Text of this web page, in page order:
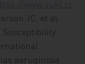
JC, et al.
Susceptibility
aeruginosa